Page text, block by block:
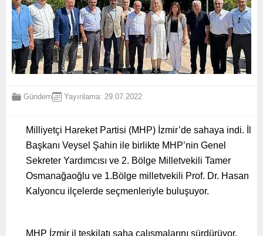
Gündem Yayınlama: 29.07.2022
Milliyetçi Hareket Partisi (MHP) İzmir’de sahaya indi. İl
Başkanı Veysel Şahin ile birlikte MHP’nin Genel
Sekreter Yardımcısı ve 2. Bölge Milletvekili Tamer
Osmanağaoğlu ve 1.Bölge milletvekili Prof. Dr. Hasan
Kalyoncu ilçelerde seçmenleriyle buluşuyor.
MHP İzmir il teşkilatı saha çalışmalarını sürdürüyor.